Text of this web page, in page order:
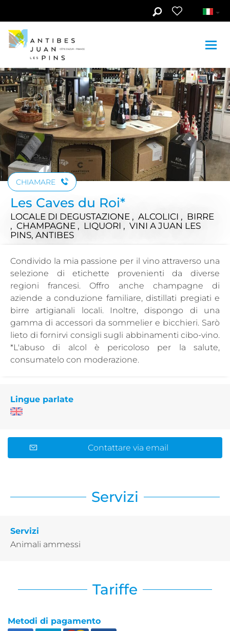
Guarda le foto (3)
CHIAMARE
Les Caves du Roi*
LOCALE DI DEGUSTAZIONE , ALCOLICI , BIRRE
, CHAMPAGNE , LIQUORI , VINI A JUAN LES
PINS, ANTIBES
Condivido la mia passione per il vino attraverso una
selezione di etichette provenienti da diverse
regioni francesi. Offro anche champagne di
aziende a conduzione familiare, distillati pregiati e
birre artigianali locali. Inoltre, dispongo di una
gamma di accessori da sommelier e bicchieri. Sarò
lieto di fornirvi consigli sugli abbinamenti cibo-vino.
*L'abuso di alcol è pericoloso per la salute,
consumatelo con moderazione.
Lingue parlate
Contattare via email
Servizi
Servizi
Animali ammessi
Tariffe
Metodi di pagamento